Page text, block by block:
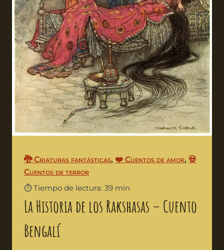
🐉 Criaturas fantásticas, ❤️ Cuentos de amor, 💀
Cuentos de terror
⏱️ Tiempo de lectura: 39 min
La Historia de los Rakshasas – Cuento
Bengalí